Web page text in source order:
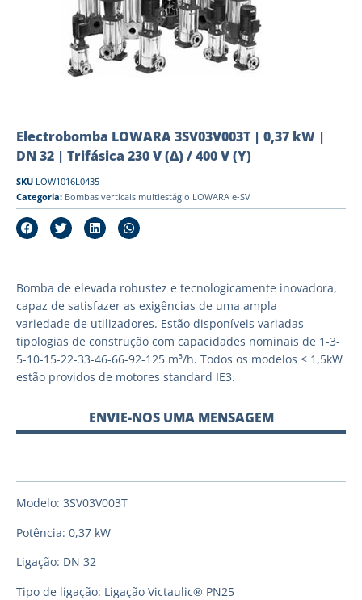
Electrobomba LOWARA 3SV03V003T | 0,37 kW |
DN 32 | Trifásica 230 V (Δ) / 400 V (Y)
SKU LOW1016L0435
Categoria: Bombas verticais multiestágio LOWARA e-SV
Bomba de elevada robustez e tecnologicamente inovadora,
capaz de satisfazer as exigências de uma ampla
variedade de utilizadores. Estão disponíveis variadas
tipologias de construção com capacidades nominais de 1-3-
5-10-15-22-33-46-66-92-125 m³/h. Todos os modelos ≤ 1,5kW
estão providos de motores standard IE3.
ENVIE-NOS UMA MENSAGEM
Modelo: 3SV03V003T
Potência: 0,37 kW
Ligação: DN 32
Tipo de ligação: Ligação Victaulic® PN25